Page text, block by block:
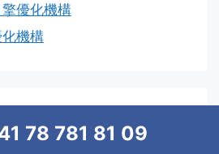
優化機構
機構
優化機構
78 781 81 09